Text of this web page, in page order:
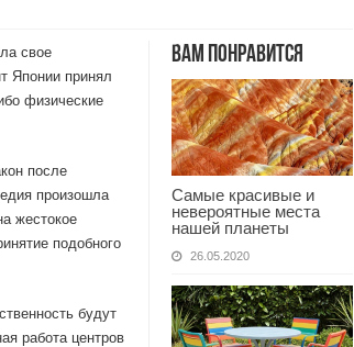
Вам понравится
Самые красивые и
невероятные места
нашей планеты
26.05.2020
свое
Японии принял
физические
после
произошла
жестокое
подобного
будут
работа центров